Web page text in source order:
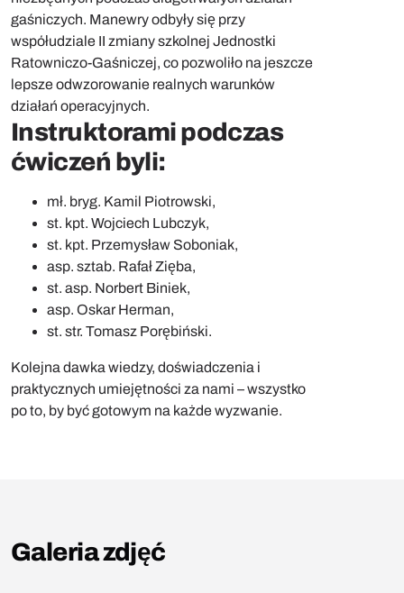
gaśniczych. Manewry odbyły się przy
współudziale II zmiany szkolnej Jednostki
Ratowniczo-Gaśniczej, co pozwoliło na jeszcze
lepsze odwzorowanie realnych warunków
działań operacyjnych.
Instruktorami podczas
ćwiczeń byli:
mł. bryg. Kamil Piotrowski,
st. kpt. Wojciech Lubczyk,
st. kpt. Przemysław Soboniak,
asp. sztab. Rafał Zięba,
st. asp. Norbert Biniek,
asp. Oskar Herman,
st. str. Tomasz Porębiński.
Kolejna dawka wiedzy, doświadczenia i
praktycznych umiejętności za nami – wszystko
po to, by być gotowym na każde wyzwanie.
Galeria zdjęć